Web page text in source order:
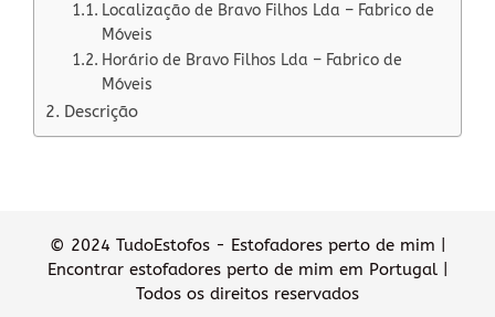
Localização de Bravo Filhos Lda – Fabrico de
Móveis
Horário de Bravo Filhos Lda – Fabrico de
Móveis
Descrição
© 2024 TudoEstofos - Estofadores perto de mim |
Encontrar estofadores perto de mim em Portugal |
Todos os direitos reservados